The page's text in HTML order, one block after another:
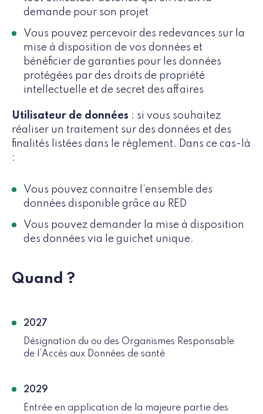
demande pour son projet
Vous pouvez percevoir des redevances sur la
mise à disposition de vos données et
bénéficier de garanties pour les données
protégées par des droits de propriété
intellectuelle et de secret des affaires
Utilisateur de données : si vous souhaitez
réaliser un traitement sur des données et des
finalités listées dans le règlement. Dans ce cas-là
:
Vous pouvez connaitre l’ensemble des
données disponible grâce au RED
Vous pouvez demander la mise à disposition
des données via le guichet unique.
Quand ?
2027
Désignation du ou des Organismes Responsable
de l’Accès aux Données de santé
2029
Entrée en application de la majeure partie des